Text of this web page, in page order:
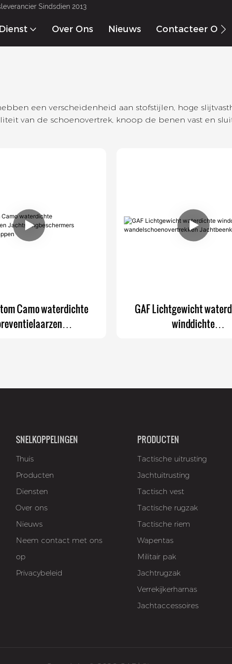
Sindsdien 2013
Dienst Over Ons Nieuws Contacteer Ons
een verscheidenheid aan stofstijlen, hoge
van de schoenovertrek, knoop de benen vast en
Camo waterdichte
GAF Lichtgewicht
winddichte
SNELKOPPELINGEN
Thuis
Producten
Diensten
Over ons
Nieuws
Neem contact met ons
op
Privacybeleid
PRODUCTEN
Tactische uitrusting
Jachtuitrusting
Tactisch vest
Tactische rugzak
Tactische riem
Wapentas
Militair pak
Jachtrugzak
Verrekijkerharnas
Jachtaccessoires